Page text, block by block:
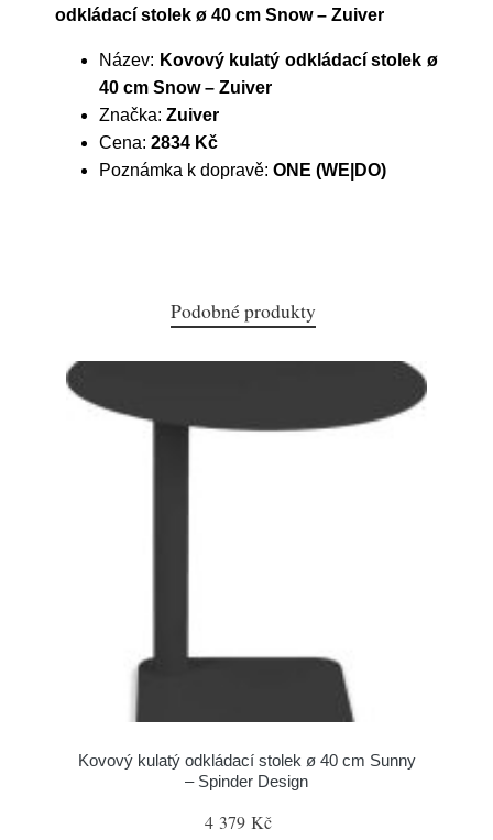
odkládací stolek ø 40 cm Snow – Zuiver
Název: Kovový kulatý odkládací stolek ø
40 cm Snow – Zuiver
Značka: Zuiver
Cena: 2834 Kč
Poznámka k dopravě: ONE (WE|DO)
Podobné produkty
Kovový kulatý odkládací stolek ø 40 cm Sunny
– Spinder Design
4 379 Kč